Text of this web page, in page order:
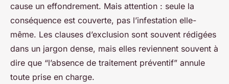
cause un effondrement. Mais attention : seule la
conséquence est couverte, pas l’infestation elle-
même. Les clauses d’exclusion sont souvent rédigées
dans un jargon dense, mais elles reviennent souvent à
dire que “l’absence de traitement préventif” annule
toute prise en charge.